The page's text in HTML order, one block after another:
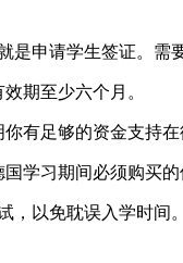
是申请学生签证。需
效期至少六个月。
你有足够的资金支持在
国学习期间必须购买的
，以免耽误入学时间